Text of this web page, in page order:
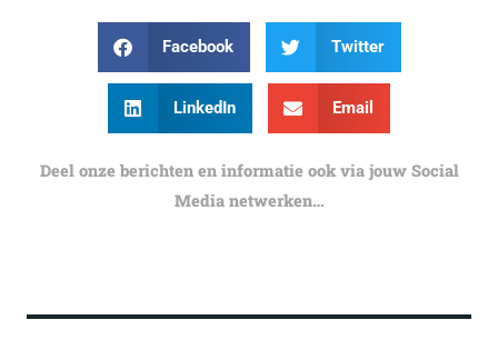
Facebook Twitter
LinkedIn Email
Deel onze berichten en informatie ook via jouw Social
Media netwerken…